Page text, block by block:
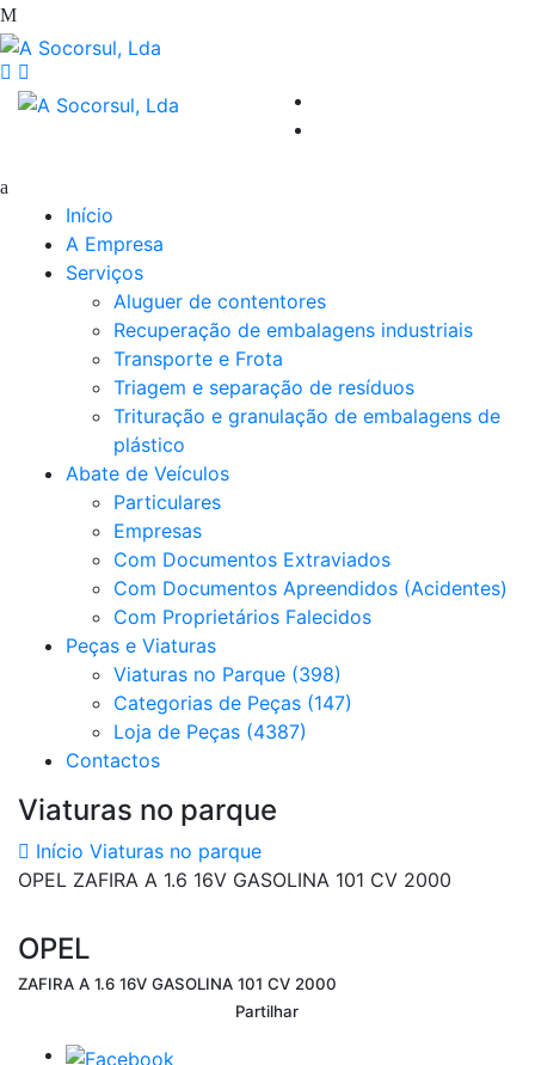
Início
A Empresa
Serviços
Aluguer de contentores
Recuperação de embalagens industriais
Transporte e Frota
Triagem e separação de resíduos
Trituração e granulação de embalagens de
plástico
Abate de Veículos
Particulares
Empresas
Com Documentos Extraviados
Com Documentos Apreendidos (Acidentes)
Com Proprietários Falecidos
Peças e Viaturas
Viaturas no Parque (398)
Categorias de Peças (147)
Loja de Peças (4387)
Contactos
Viaturas no parque
Início Viaturas no parque
OPEL ZAFIRA A 1.6 16V GASOLINA 101 CV 2000
OPEL
ZAFIRA A 1.6 16V GASOLINA 101 CV 2000
Partilhar